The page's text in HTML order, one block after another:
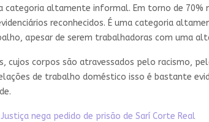
categoria altamente informal. Em torno de
reconhecidos. É uma categoria
apesar de serem trabalhadoras com uma
cujos corpos são atravessados pelo racismo,
de trabalho doméstico isso é bastante
nega pedido de prisão de Sarí Corte Real